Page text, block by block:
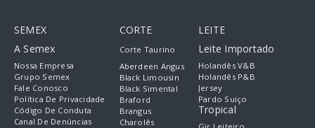
SEMEX
A Semex
Nossa Empresa
Grupo Semex
Fale Conosco
Política De Privacidade
Código De Conduta
Canal De Denúncias
CORTE
Corte Taurino
Aberdeen Angus
Black Limousin
Black Simental
Braford
Brangus
Charolês
LEITE
Leite Importado
Holandês V&B
Holandês P&B
Jersey
Pardo Suiço
Tropical